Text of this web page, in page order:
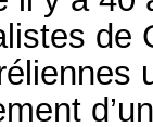
de